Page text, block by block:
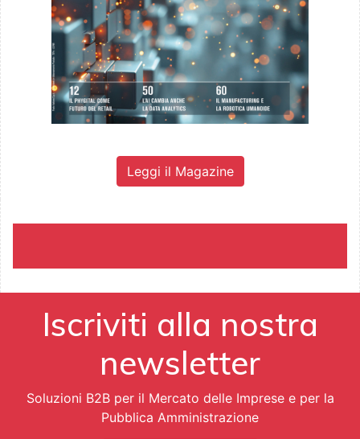
Leggi il Magazine
Iscriviti alla nostra
newsletter
Soluzioni B2B per il Mercato delle Imprese e per la
Pubblica Amministrazione